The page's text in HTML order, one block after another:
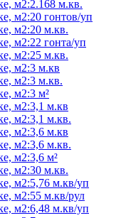
м2:2.168 м.кв.
м2:20 гонтов/уп
м2:20 м.кв.
м2:22 гонта/уп
м2:25 м.кв.
м2:3 м.кв
м2:3 м.кв.
м2:3 м²
м2:3,1 м.кв
м2:3,1 м.кв.
м2:3,6 м.кв
м2:3,6 м.кв.
м2:3,6 м²
м2:30 м.кв.
м2:5,76 м.кв/уп
м2:55 м.кв/рул
м2:6,48 м.кв/уп